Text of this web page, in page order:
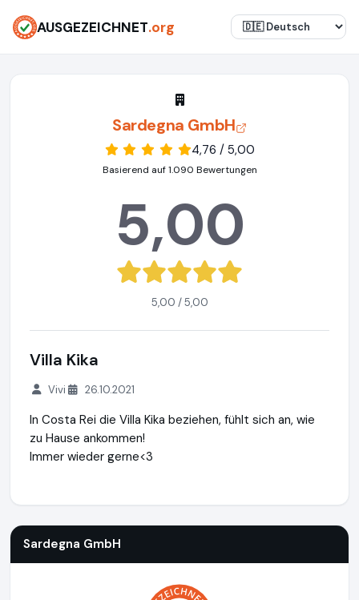
AUSGEZEICHNET.org
Sardegna GmbH
4,76 / 5,00
Basierend auf 1.090 Bewertungen
5,00
5,00 / 5,00
Villa Kika
Vivi 26.10.2021
In Costa Rei die Villa Kika beziehen, fühlt sich an, wie
zu Hause ankommen!
Immer wieder gerne<3
Sardegna GmbH